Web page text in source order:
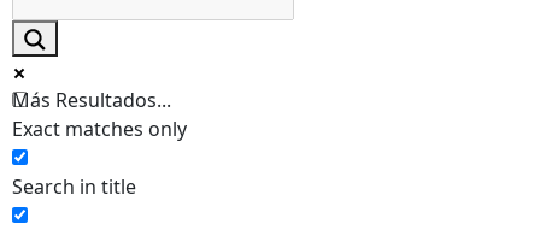
Más Resultados...
Exact matches only
Search in title